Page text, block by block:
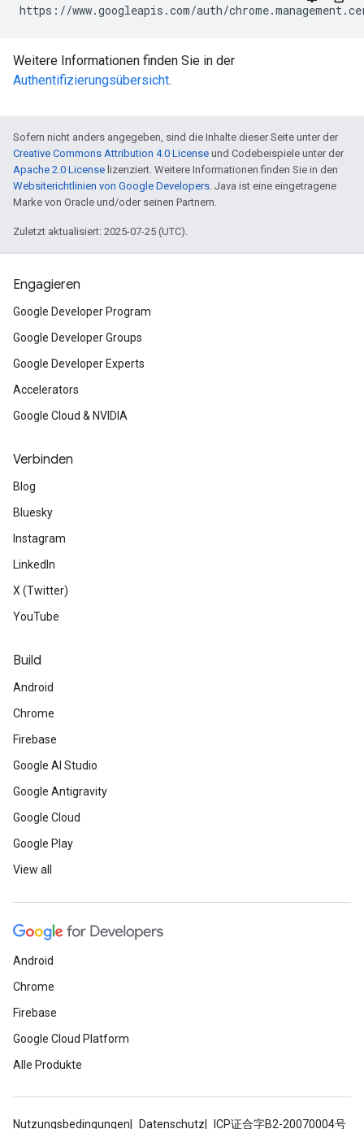
Weitere Informationen finden Sie in der
Authentifizierungsübersicht.
Sofern nicht anders angegeben, sind die Inhalte dieser Seite unter der
Creative Commons Attribution 4.0 License und Codebeispiele unter der
Apache 2.0 License lizenziert. Weitere Informationen finden Sie in den
Websiterichtlinien von Google Developers. Java ist eine eingetragene
Marke von Oracle und/oder seinen Partnern.
Zuletzt aktualisiert: 2025-07-25 (UTC).
Engagieren
Google Developer Program
Google Developer Groups
Google Developer Experts
Accelerators
Google Cloud & NVIDIA
Verbinden
Blog
Bluesky
Instagram
LinkedIn
X (Twitter)
YouTube
Build
Android
Chrome
Firebase
Google AI Studio
Google Antigravity
Google Cloud
Google Play
View all
Android
Chrome
Firebase
Google Cloud Platform
Alle Produkte
Nutzungsbedingungen Datenschutz ICP证合字B2-20070004号